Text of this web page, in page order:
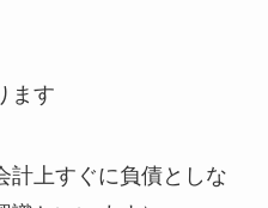
ます
計上すぐに負債としな